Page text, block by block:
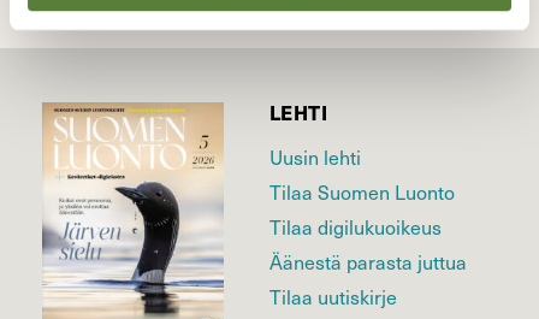
LEHTI
Uusin lehti
Tilaa Suomen Luonto
Tilaa digilukuoikeus
Äänestä parasta juttua
Tilaa uutiskirje